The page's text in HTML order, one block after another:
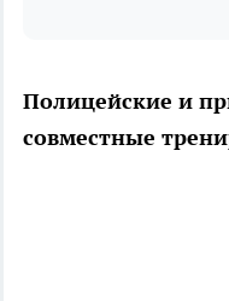
Полицейские и
совместные